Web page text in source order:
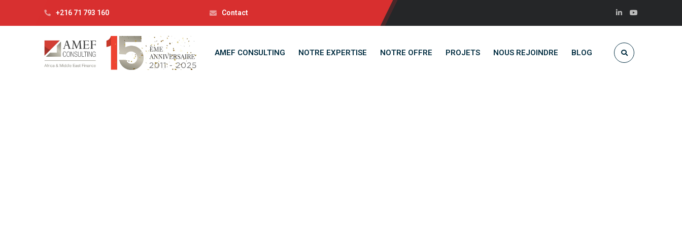
+216 71 793 160 Contact
AMEF CONSULTING NOTRE EXPERTISE NOTRE OFFRE PROJETS NOUS REJOINDRE BLOG